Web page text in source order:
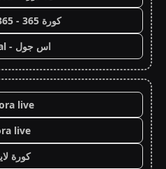
كورة 365 - kooora 365
اس جول - AS Goal
live
live
كورة